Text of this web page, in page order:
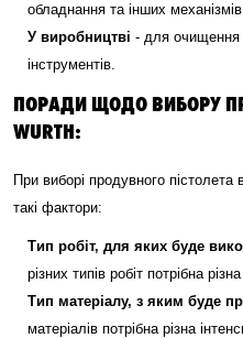
обладнання та інших
У виробництві - для очищення
інструментів.
ПОРАДИ ЩОДО ВИБОРУ
WURTH:
При виборі продувного пістолета
такі фактори:
Тип робіт, для яких буде
різних типів робіт потрібна
Тип матеріалу, з яким буде
матеріалів потрібна різна